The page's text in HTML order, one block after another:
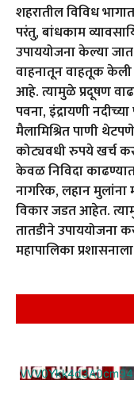
शहरातील विविध
परंतु, बांधकाम
उपाययोजना केल्या
वाहनातून वाहतूक
आहे. त्यामुळे प्रदूषण
पवना, इंद्रायणी
मैलामिश्रित पाणी
कोट्यवधी रुपये खर्च
केवळ निविदा
नागरिक, लहान मुलांना
विकार जडत आहेत.
तातडीने उपाययोजना
महापालिका